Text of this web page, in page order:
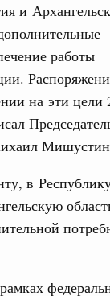
и
работы
на эти цели
в
,Минтранс
по